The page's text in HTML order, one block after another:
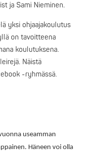
ja Sami Nieminen.
yksi ohjaajakoulutus
on tavoitteena
koulutuksena.
Näistä
-ryhmässä.
useamman
Häneen voi olla